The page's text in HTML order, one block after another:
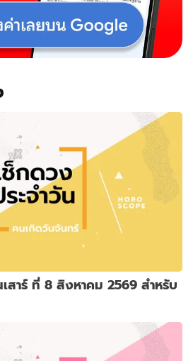
สาร์ ที่ 8 สิงหาคม 2569 สำหรับ